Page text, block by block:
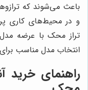
باعث می‌شوند که
و در محیط‌های کاری
تراز محک با عرضه
انتخاب مدل مناسب
راهنمای خرید